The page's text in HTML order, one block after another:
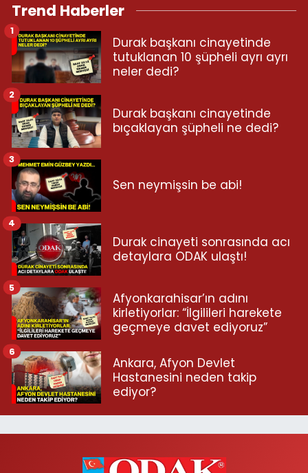
Trend Haberler
Durak başkanı cinayetinde
tutuklanan 10 şüpheli ayrı ayrı
neler dedi?
1
Durak başkanı cinayetinde
bıçaklayan şüpheli ne dedi?
2
Sen neymişsin be abi!
3
Durak cinayeti sonrasında acı
detaylara ODAK ulaştı!
4
Afyonkarahisar’ın adını
kirletiyorlar: “İlgilileri harekete
geçmeye davet ediyoruz”
5
Ankara, Afyon Devlet
Hastanesini neden takip
ediyor?
6